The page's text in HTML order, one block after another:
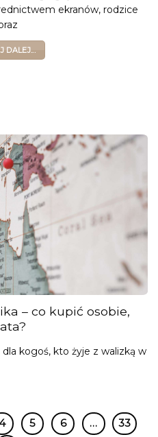
ekranów, rodzice
DALEJ...
– co kupić osobie,
kogoś, kto żyje z walizką w
5 6 … 33